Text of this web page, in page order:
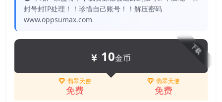
封号封IP处理！！珍惜自己账号！！解压密码
www.oppsumax.com
下载
10金币
翡翠天使
免费
翡翠天使
免费